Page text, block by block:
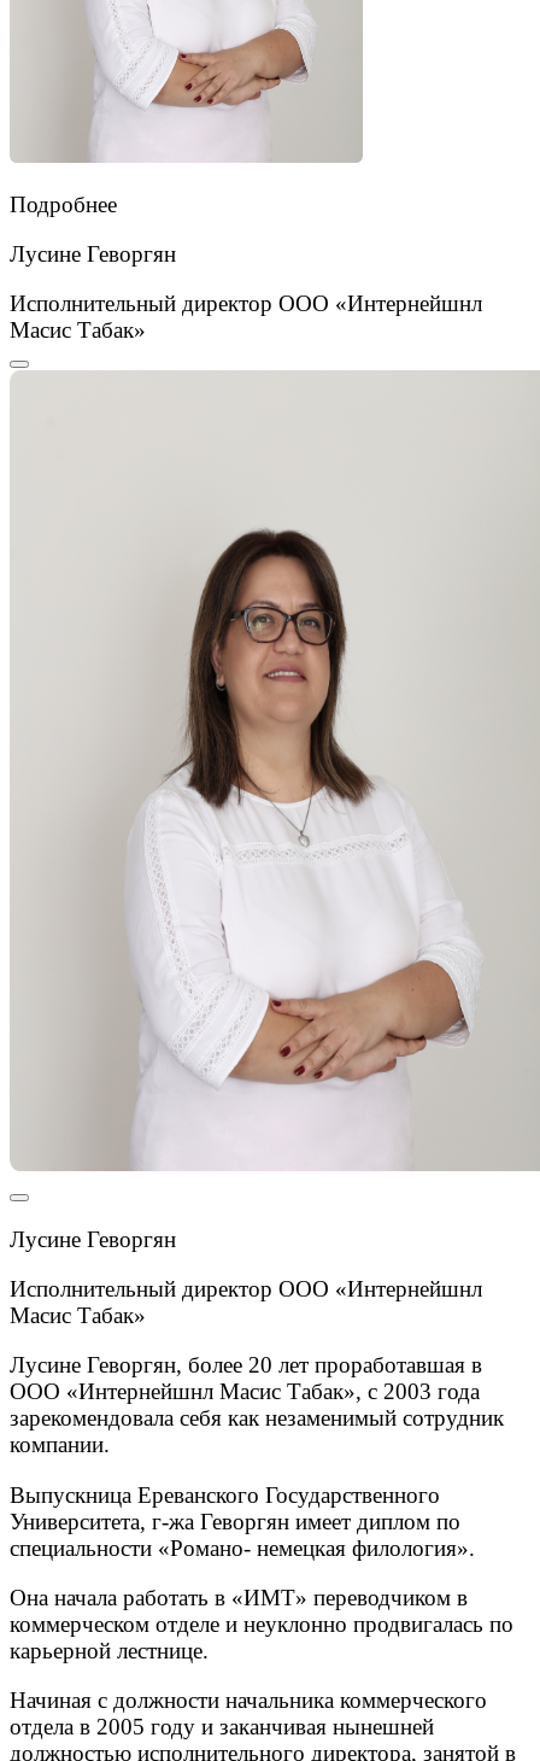
Подробнее
Лусине Геворгян
Исполнительный директор ООО «Интернейшнл
Масис Табак»
Лусине Геворгян
Исполнительный директор ООО «Интернейшнл
Масис Табак»
Лусине Геворгян, более 20 лет проработавшая в
ООО «Интернейшнл Масис Табак», с 2003 года
зарекомендовала себя как незаменимый сотрудник
компании.
Выпускница Ереванского Государственного
Университета, г-жа Геворгян имеет диплом по
специальности «Pомано- немецкая филология».
Она начала работать в «ИМТ» переводчиком в
коммерческом отделе и неуклонно продвигалась по
карьерной лестнице.
Начиная с должности начальника коммерческого
отдела в 2005 году и заканчивая нынешней
должностью исполнительного директора, занятой в